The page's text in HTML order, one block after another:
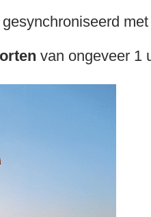
gesynchroniseerd
van ongeveer 1